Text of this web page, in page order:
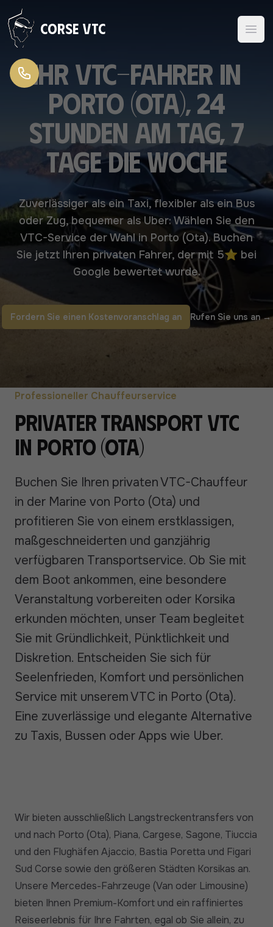
Zum Inhalt springen
Corse VTC
Ihr VTC-Fahrer in
Porto (Ota), 24
Stunden am Tag, 7
Tage die Woche
Zuverlässiger als ein Taxi, flexibler als ein Bus
oder Zug, bequemer als Uber: Wählen Sie den
VTC-Service der Wahl in Porto (Ota). Buchen
Sie jetzt Ihren privaten Fahrer, der mit 5⭐ bei
Google bewertet wurde.
Fordern Sie einen Kostenvoranschlag an Rufen Sie uns an→
Professioneller Chauffeurservice
Privater Transport VTC
in Porto (Ota)
Buchen Sie Ihren privaten VTC-Chauffeur
in der Marine von Porto (Ota) und
profitieren Sie von einem erstklassigen,
maßgeschneiderten und ganzjährig
verfügbaren Transportservice. Ob Sie mit
dem Boot ankommen, eine besondere
Veranstaltung vorbereiten oder Korsika
erkunden möchten, unser Team begleitet
Sie mit Gründlichkeit, Pünktlichkeit und
Diskretion. Entscheiden Sie sich für
Seelenfrieden, Komfort und persönlichen
Service mit unserem VTC in Porto (Ota).
Eine zuverlässige und elegante Alternative
zu Taxis, Bussen oder Apps wie Uber.
Wir bieten ausschließlich Langstreckentransfers von
und nach Porto (Ota), Piana, Cargese, Sagone, Tiuccia
und den Flughäfen Ajaccio, Bastia Poretta und Figari
Sud Corse sowie den größeren Städten Korsikas an.
Unsere Mercedes-Fahrzeuge (Van oder Limousine)
bieten Ihnen Premium-Komfort und ein raffiniertes
Reiseerlebnis für Ihre Fahrten, egal ob Sie allein, zu